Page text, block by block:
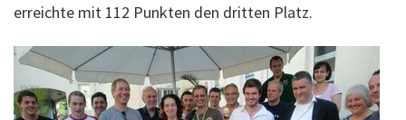
erreichte mit 112 Punkten den dritten Platz.